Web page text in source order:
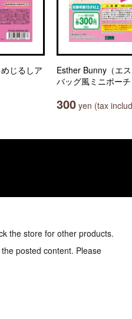
じるしア
Esther Bunny（エ
バッグ風ミニポーチ
300 yen (tax
the store for other products.
posted content. Please